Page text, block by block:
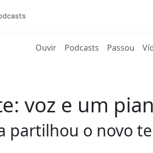
Ouvir(current)
Podcasts Passou
voz e um
partilhou o novo